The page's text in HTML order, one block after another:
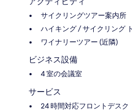
サイクリングツアー案内所
ハイキング / サイクリング
ワイナリーツアー (近隣)
ビジネス設備
4 室の会議室
サービス
24 時間対応フロントデスク